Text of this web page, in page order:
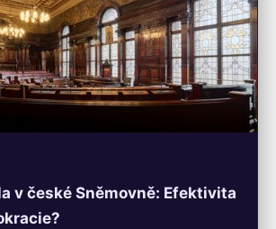
v české Sněmovně: Efektivita